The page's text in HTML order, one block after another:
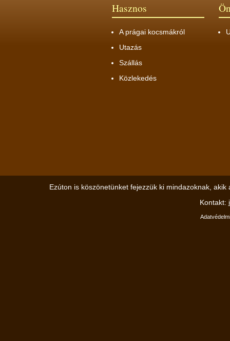
Hasznos
A prágai kocsmákról
Utazás
Szállás
Közlekedés
Ezúton is köszönetünket fejezzük ki mindazoknak,
Kontakt: